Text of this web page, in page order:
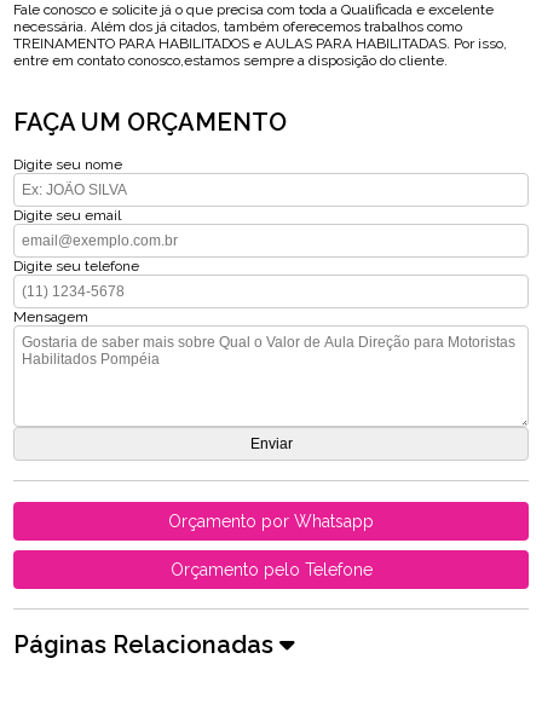
Fale conosco e solicite já o que precisa com toda a Qualificada e excelente
necessária. Além dos já citados, também oferecemos trabalhos como
TREINAMENTO PARA HABILITADOS e AULAS PARA HABILITADAS. Por isso,
entre em contato conosco,estamos sempre a disposição do cliente.
FAÇA UM ORÇAMENTO
Digite seu nome
Digite seu email
Digite seu telefone
Mensagem
Orçamento por Whatsapp
Orçamento pelo Telefone
Páginas Relacionadas